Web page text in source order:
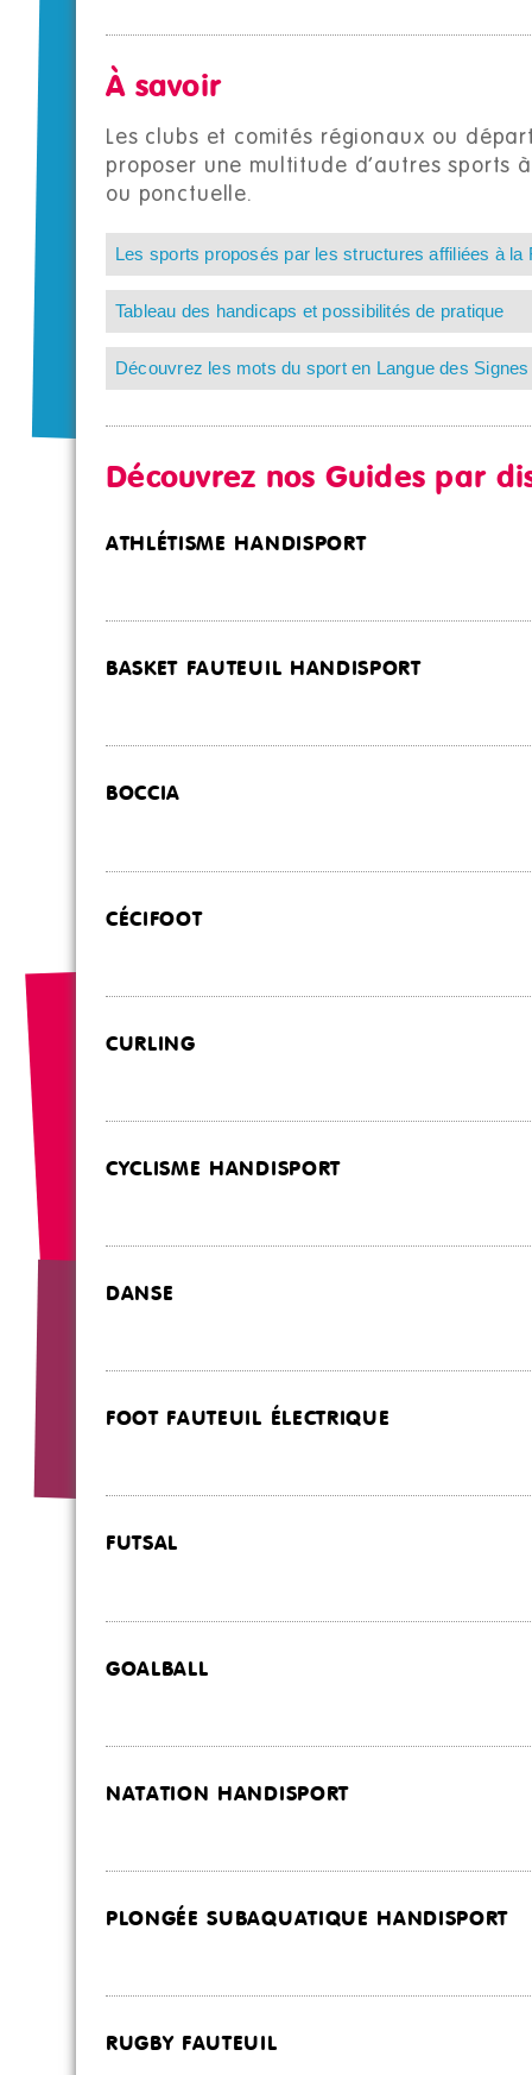
À savoir
Les clubs et comités régionaux ou
proposer une multitude d’autres sports
ou ponctuelle.
Les sports proposés par les structures affiliées à la
Tableau des handicaps et possibilités de pratique
Découvrez les mots du sport en Langue des
Découvrez nos Guides par
ATHLÉTISME HANDISPORT
BASKET FAUTEUIL HANDISPORT
BOCCIA
CÉCIFOOT
CURLING
CYCLISME HANDISPORT
DANSE
FOOT FAUTEUIL ÉLECTRIQUE
FUTSAL
GOALBALL
NATATION HANDISPORT
PLONGÉE SUBAQUATIQUE HANDISPORT
RUGBY FAUTEUIL